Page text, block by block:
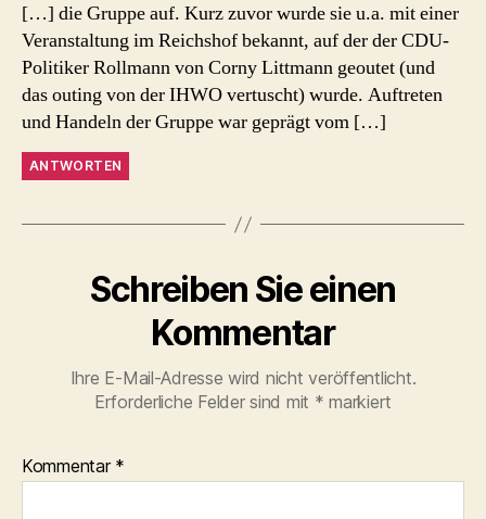
[…] die Gruppe auf. Kurz zuvor wurde sie u.a. mit einer
Veranstaltung im Reichshof bekannt, auf der der CDU-
Politiker Rollmann von Corny Littmann geoutet (und
das outing von der IHWO vertuscht) wurde. Auftreten
und Handeln der Gruppe war geprägt vom […]
ANTWORTEN
Schreiben Sie einen
Kommentar
Ihre E-Mail-Adresse wird nicht veröffentlicht.
Erforderliche Felder sind mit * markiert
Kommentar *